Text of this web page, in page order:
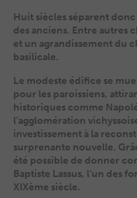
Huit siècles séparent
des anciens. Entre autres
et un agrandissement du
basilicale.
Le modeste édifice se
pour les paroissiens,
historiques comme
l’agglomération
investissement à la
surprenante nouvelle.
été possible de donner
Baptiste Lassus, l’un des
XIXème siècle.